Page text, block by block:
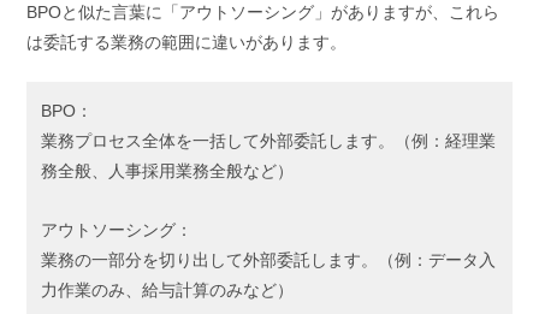
BPOと似た言葉に「アウトソーシング」がありますが、これら
は委託する業務の範囲に違いがあります。
BPO：
業務プロセス全体を一括して外部委託します。（例：経理業
務全般、人事採用業務全般など）
アウトソーシング：
業務の一部分を切り出して外部委託します。（例：データ入
力作業のみ、給与計算のみなど）